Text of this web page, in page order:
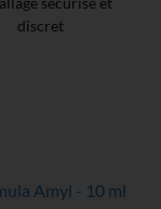
sécurisé et
discret
Amyl - 10 ml